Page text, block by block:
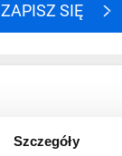
Szczegóły
ZAPISZ SIĘ